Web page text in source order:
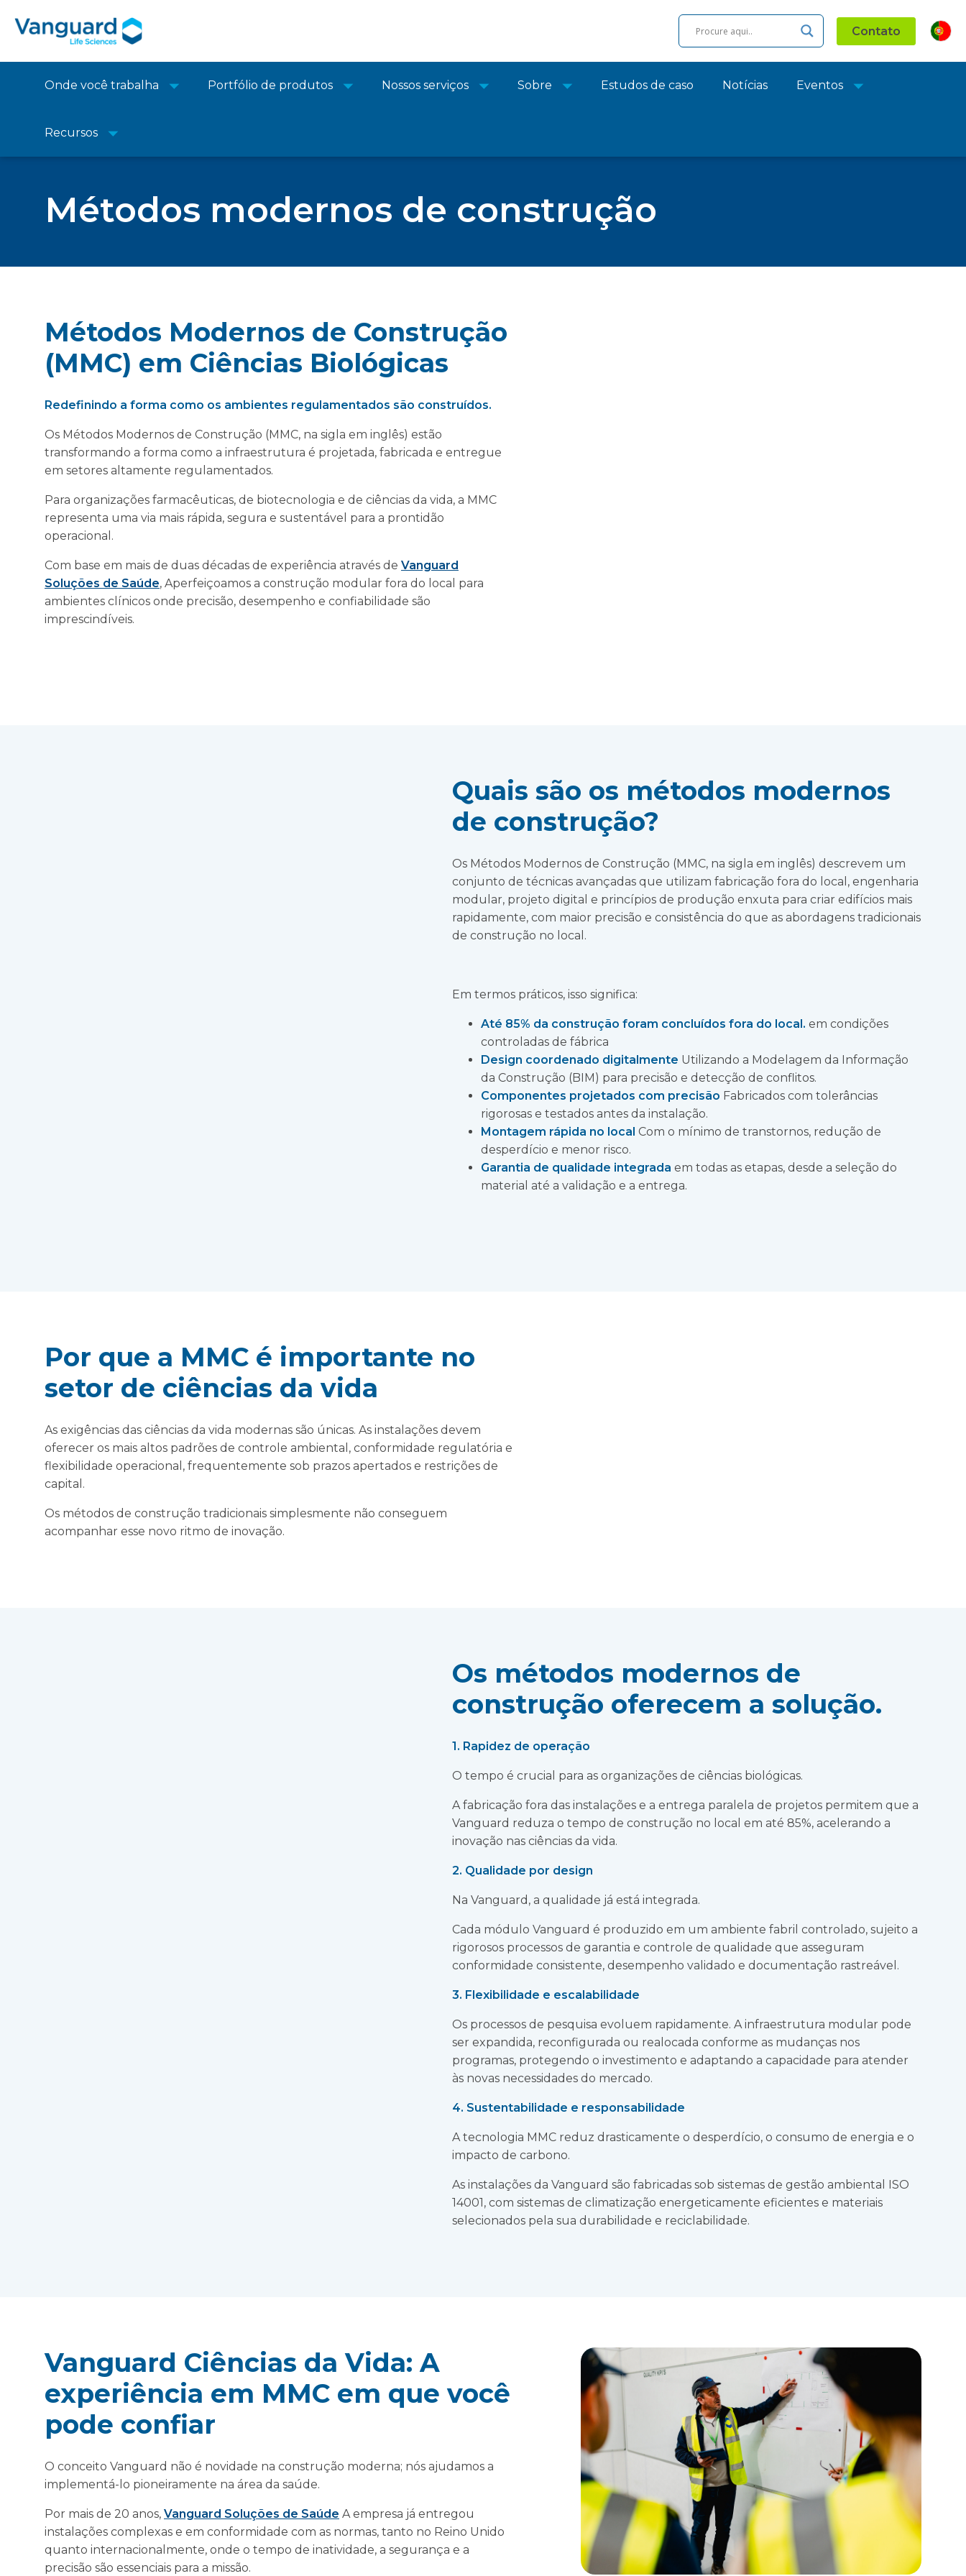
Contato
Onde você trabalha Portfólio de produtos Nossos serviços Sobre Estudos de caso Notícias Eventos
Recursos
Lar
Métodos modernos de construção
Métodos Modernos de Construção
(MMC) em Ciências Biológicas
Redefinindo a forma como os ambientes regulamentados são construídos.
Os Métodos Modernos de Construção (MMC, na sigla em inglês) estão
transformando a forma como a infraestrutura é projetada, fabricada e entregue
em setores altamente regulamentados.
Para organizações farmacêuticas, de biotecnologia e de ciências da vida, a MMC
representa uma via mais rápida, segura e sustentável para a prontidão
operacional.
Com base em mais de duas décadas de experiência através de Vanguard
Soluções de Saúde, Aperfeiçoamos a construção modular fora do local para
ambientes clínicos onde precisão, desempenho e confiabilidade são
imprescindíveis.
Quais são os métodos modernos
de construção?
Os Métodos Modernos de Construção (MMC, na sigla em inglês) descrevem um
conjunto de técnicas avançadas que utilizam fabricação fora do local, engenharia
modular, projeto digital e princípios de produção enxuta para criar edifícios mais
rapidamente, com maior precisão e consistência do que as abordagens tradicionais
de construção no local.
Em termos práticos, isso significa:
Até 85% da construção foram concluídos fora do local. em condições
controladas de fábrica
Design coordenado digitalmente Utilizando a Modelagem da Informação
da Construção (BIM) para precisão e detecção de conflitos.
Componentes projetados com precisão Fabricados com tolerâncias
rigorosas e testados antes da instalação.
Montagem rápida no local Com o mínimo de transtornos, redução de
desperdício e menor risco.
Garantia de qualidade integrada em todas as etapas, desde a seleção do
material até a validação e a entrega.
Por que a MMC é importante no
setor de ciências da vida
As exigências das ciências da vida modernas são únicas. As instalações devem
oferecer os mais altos padrões de controle ambiental, conformidade regulatória e
flexibilidade operacional, frequentemente sob prazos apertados e restrições de
capital.
Os métodos de construção tradicionais simplesmente não conseguem
acompanhar esse novo ritmo de inovação.
Os métodos modernos de
construção oferecem a solução.
1. Rapidez de operação
O tempo é crucial para as organizações de ciências biológicas.
A fabricação fora das instalações e a entrega paralela de projetos permitem que a
Vanguard reduza o tempo de construção no local em até 85%, acelerando a
inovação nas ciências da vida.
2. Qualidade por design
Na Vanguard, a qualidade já está integrada.
Cada módulo Vanguard é produzido em um ambiente fabril controlado, sujeito a
rigorosos processos de garantia e controle de qualidade que asseguram
conformidade consistente, desempenho validado e documentação rastreável.
3. Flexibilidade e escalabilidade
Os processos de pesquisa evoluem rapidamente. A infraestrutura modular pode
ser expandida, reconfigurada ou realocada conforme as mudanças nos
programas, protegendo o investimento e adaptando a capacidade para atender
às novas necessidades do mercado.
4. Sustentabilidade e responsabilidade
A tecnologia MMC reduz drasticamente o desperdício, o consumo de energia e o
impacto de carbono.
As instalações da Vanguard são fabricadas sob sistemas de gestão ambiental ISO
14001, com sistemas de climatização energeticamente eficientes e materiais
selecionados pela sua durabilidade e reciclabilidade.
Vanguard Ciências da Vida: A
experiência em MMC em que você
pode confiar
O conceito Vanguard não é novidade na construção moderna; nós ajudamos a
implementá-lo pioneiramente na área da saúde.
Por mais de 20 anos, Vanguard Soluções de Saúde A empresa já entregou
instalações complexas e em conformidade com as normas, tanto no Reino Unido
quanto internacionalmente, onde o tempo de inatividade, a segurança e a
precisão são essenciais para a missão.